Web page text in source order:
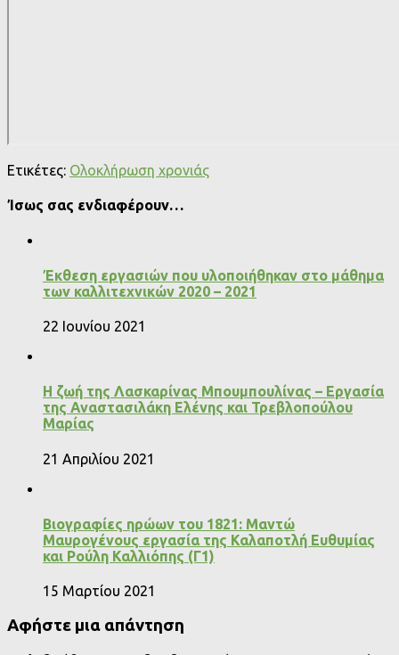
Ετικέτες: Ολοκλήρωση χρονιάς
Ίσως σας ενδιαφέρουν…
Έκθεση εργασιών που υλοποιήθηκαν στο μάθημα
των καλλιτεχνικών 2020 – 2021
22 Ιουνίου 2021
Η ζωή της Λασκαρίνας Μπουμπουλίνας – Εργασία
της Αναστασιλάκη Ελένης και Τρεβλοπούλου
Μαρίας
21 Απριλίου 2021
Βιογραφίες ηρώων του 1821: Μαντώ
Μαυρογένους εργασία της Καλαποτλή Ευθυμίας
και Ρούλη Καλλιόπης (Γ1)
15 Μαρτίου 2021
Αφήστε μια απάντηση